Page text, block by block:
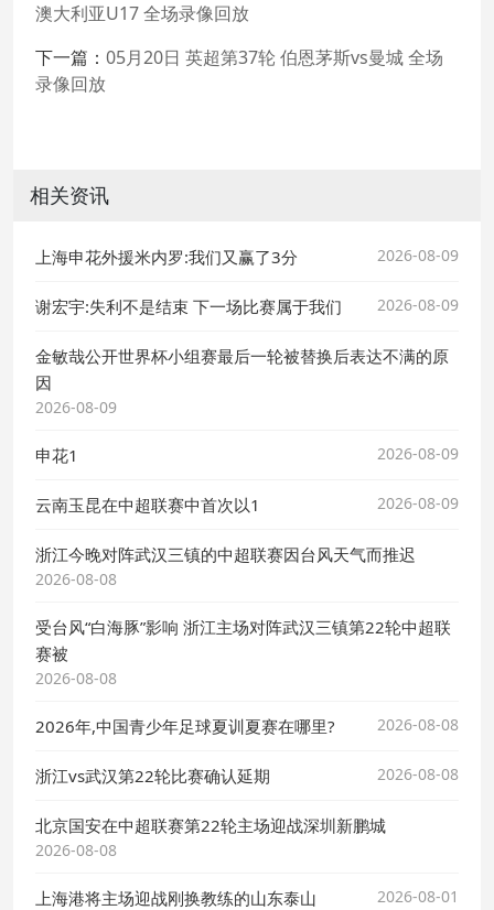
澳大利亚U17 全场录像回放
下一篇： 05月20日 英超第37轮 伯恩茅斯vs曼城 全场
录像回放
相关资讯
上海申花外援米内罗:我们又赢了3分 2026-08-09
谢宏宇:失利不是结束 下一场比赛属于我们 2026-08-09
金敏哉公开世界杯小组赛最后一轮被替换后表达不满的原
因
2026-08-09
申花1 2026-08-09
云南玉昆在中超联赛中首次以1 2026-08-09
浙江今晚对阵武汉三镇的中超联赛因台风天气而推迟
2026-08-08
受台风“白海豚”影响 浙江主场对阵武汉三镇第22轮中超联
赛被
2026-08-08
2026年,中国青少年足球夏训夏赛在哪里? 2026-08-08
浙江vs武汉第22轮比赛确认延期 2026-08-08
北京国安在中超联赛第22轮主场迎战深圳新鹏城
2026-08-08
上海港将主场迎战刚换教练的山东泰山 2026-08-01